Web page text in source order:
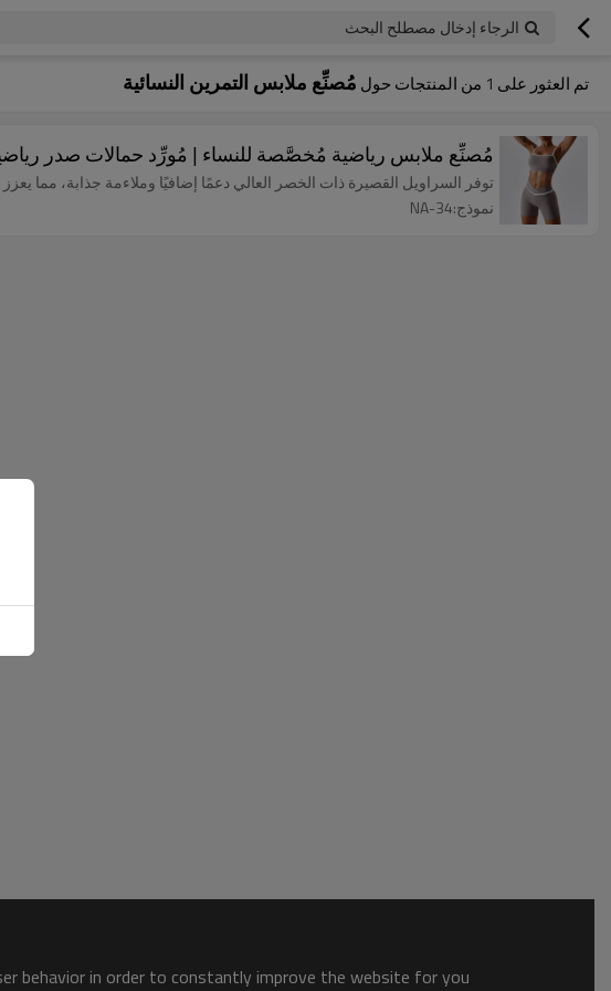
الرجاء إدخال مصطلح البحث
تم العثور على 1 من المنتجات حول مُصنِّع ملابس التمرين النسائية
مُصنِّع ملابس رياضية مُخصَّصة للنساء | مُورِّد حمالات صدر
توفر السراويل القصيرة ذات الخصر العالي دعمًا إضافيًا وملاءمة جذابة، مما
نموذج:NA-34
behavior in order to constantly improve the website for you.